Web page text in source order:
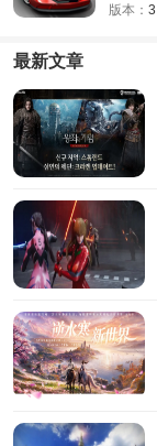
版本： 3
最新文章